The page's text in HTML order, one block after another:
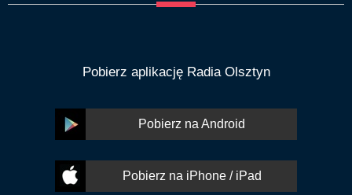
Pobierz aplikację Radia Olsztyn
Pobierz na Android
Pobierz na iPhone / iPad